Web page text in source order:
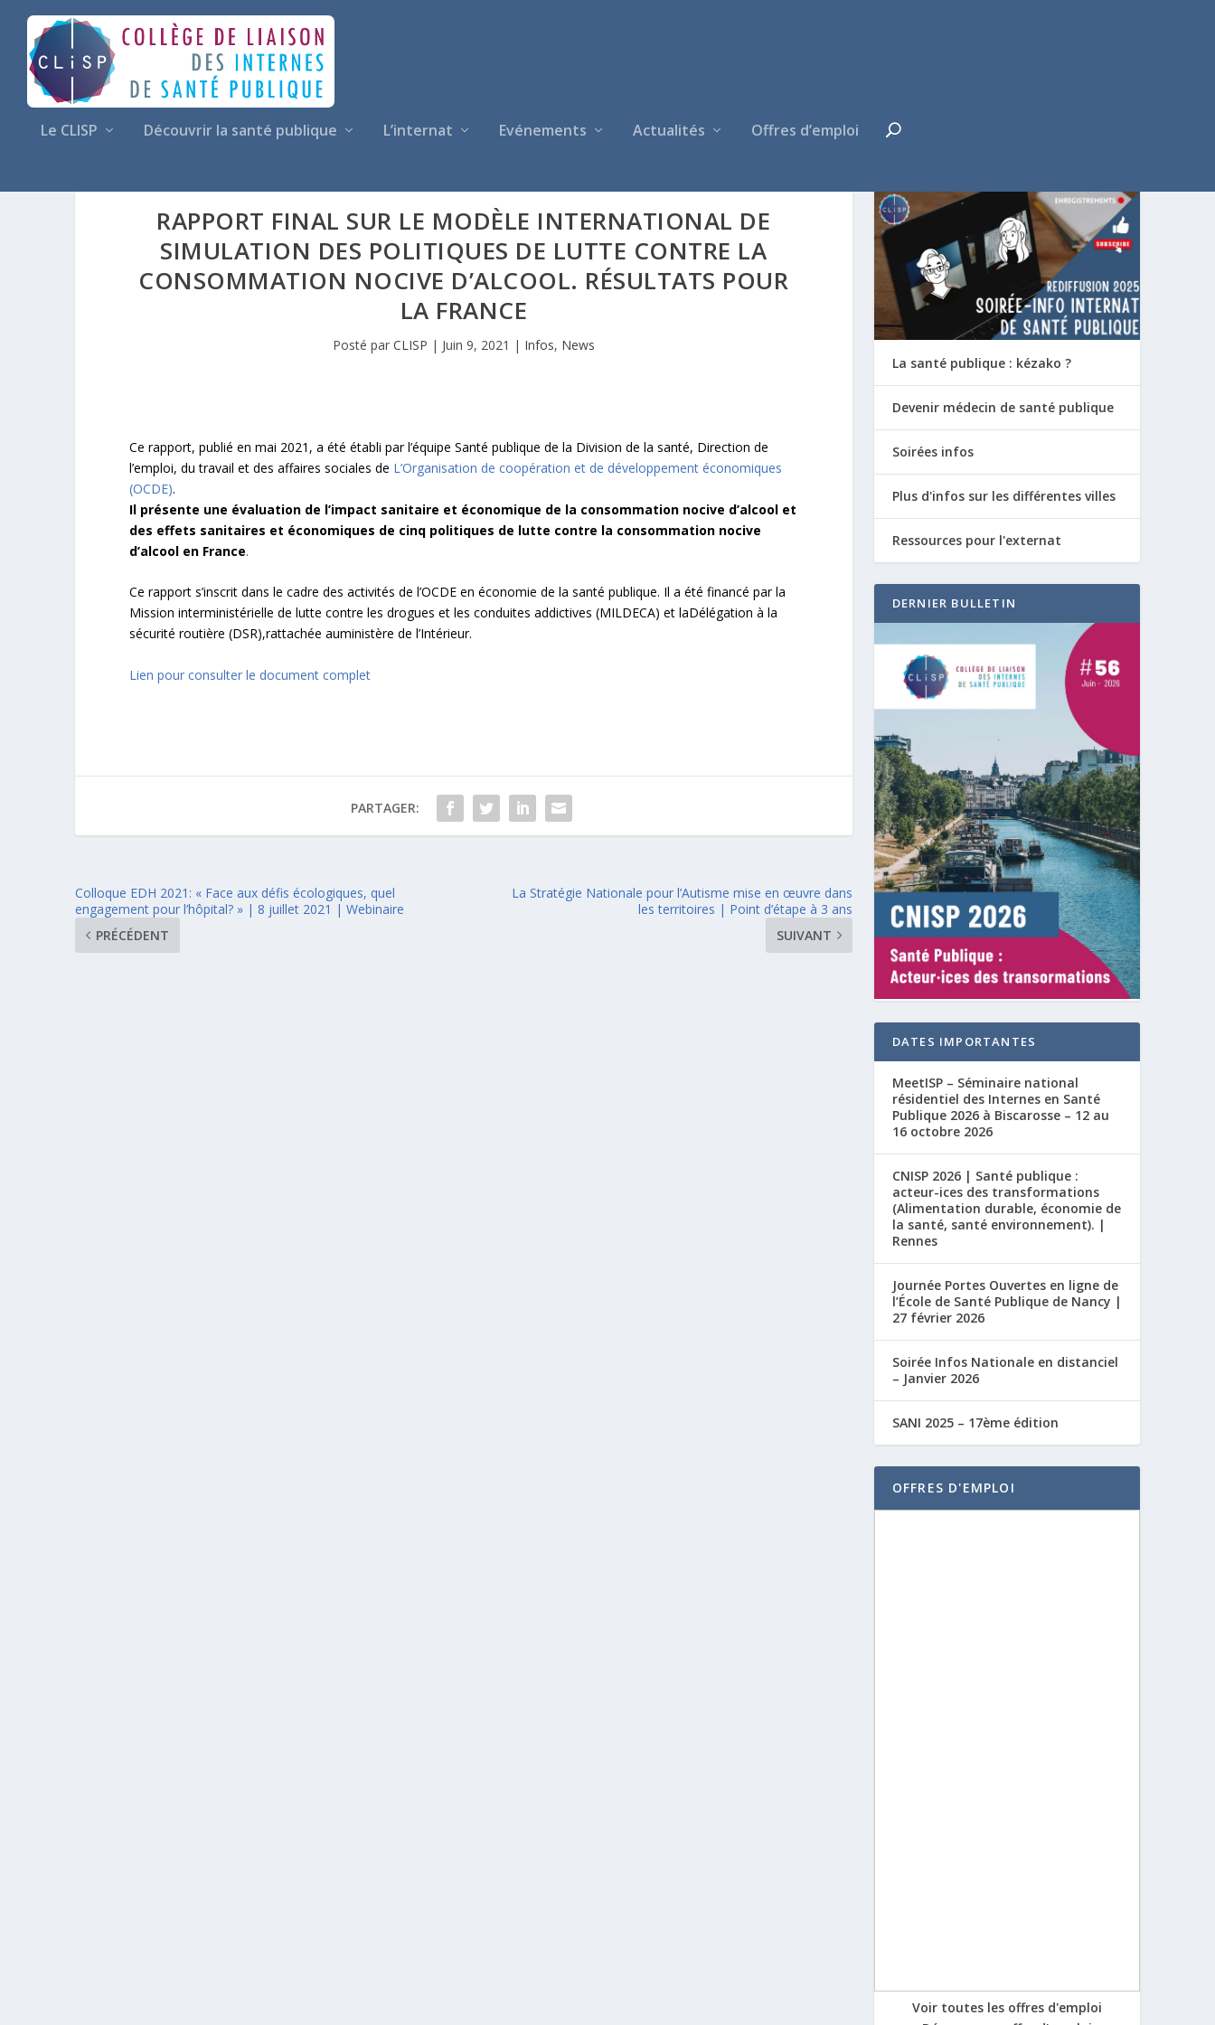
Le CLISP Découvrir la santé publique L’internat Evénements Actualités Offres d’emploi
RAPPORT FINAL SUR LE MODÈLE INTERNATIONAL DE
SIMULATION DES POLITIQUES DE LUTTE CONTRE LA
CONSOMMATION NOCIVE D’ALCOOL. RÉSULTATS POUR
LA FRANCE
Posté par CLISP | Juin 9, 2021 | Infos, News
Ce rapport, publié en mai 2021, a été établi par l’équipe Santé publique de la Division de la santé, Direction de
l’emploi, du travail et des affaires sociales de L’Organisation de coopération et de développement économiques
(OCDE).
Il présente une évaluation de l’impact sanitaire et économique de la consommation nocive d’alcool et
des effets sanitaires et économiques de cinq politiques de lutte contre la consommation nocive
d’alcool en France.
Ce rapport s’inscrit dans le cadre des activités de l’OCDE en économie de la santé publique. Il a été financé par la
Mission interministérielle de lutte contre les drogues et les conduites addictives (MILDECA) et laDélégation à la
sécurité routière (DSR),rattachée auministère de l’Intérieur.
Lien pour consulter le document complet
PARTAGER:
Colloque EDH 2021: « Face aux défis écologiques, quel
engagement pour l’hôpital? » | 8 juillet 2021 | Webinaire
PRÉCÉDENT
La Stratégie Nationale pour l’Autisme mise en œuvre dans
les territoires | Point d’étape à 3 ans
SUIVANT
La santé publique : kézako ?
Devenir médecin de santé publique
Soirées infos
Plus d'infos sur les différentes villes
Ressources pour l'externat
DERNIER BULLETIN
DATES IMPORTANTES
MeetISP – Séminaire national
résidentiel des Internes en Santé
Publique 2026 à Biscarosse – 12 au
16 octobre 2026
CNISP 2026 | Santé publique :
acteur-ices des transformations
(Alimentation durable, économie de
la santé, santé environnement). |
Rennes
Journée Portes Ouvertes en ligne de
l’École de Santé Publique de Nancy |
27 février 2026
Soirée Infos Nationale en distanciel
– Janvier 2026
SANI 2025 – 17ème édition
OFFRES D'EMPLOI
Voir toutes les offres d'emploi